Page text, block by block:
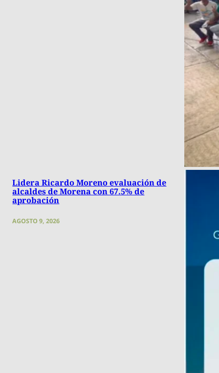
Lidera Ricardo Moreno evaluación de
alcaldes de Morena con 67.5% de
aprobación
AGOSTO 9, 2026